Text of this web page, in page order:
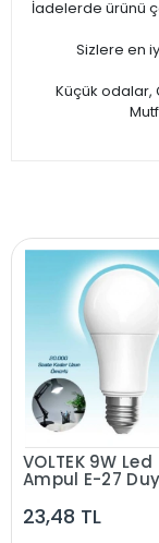
İadelerde ürünü
Sizlere en
Küçük odalar,
VOLTEK 9W Led
Ampul E-27
23,48 TL